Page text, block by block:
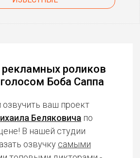
рекламных роликов
Боба Саппа
ваш проект
Беляковича по
В нашей студии
озвучку самыми